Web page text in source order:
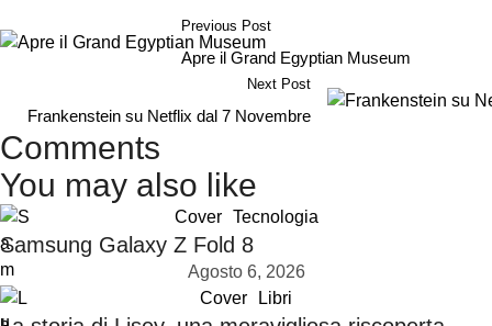
Previous Post
Apre il Grand Egyptian Museum
Next Post
Frankenstein su Netflix dal 7 Novembre
Comments
You may also like
Cover Tecnologia
Samsung Galaxy Z Fold 8
Agosto 6, 2026
Cover
Libri